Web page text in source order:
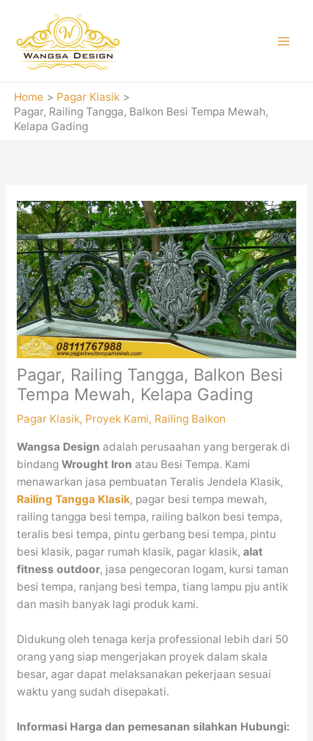
content
Home
Pagar Klasik
Pagar, Railing Tangga, Balkon Besi Tempa Mewah,
Kelapa Gading
Pagar, Railing Tangga, Balkon Besi
Tempa Mewah, Kelapa Gading
Pagar Klasik, Proyek Kami, Railing Balkon
Wangsa Design adalah perusaahan yang bergerak di
bindang Wrought Iron atau Besi Tempa. Kami
menawarkan jasa pembuatan Teralis Jendela Klasik,
Railing Tangga Klasik, pagar besi tempa mewah,
railing tangga besi tempa, railing balkon besi tempa,
teralis besi tempa, pintu gerbang besi tempa, pintu
besi klasik, pagar rumah klasik, pagar klasik, alat
fitness outdoor, jasa pengecoran logam, kursi taman
besi tempa, ranjang besi tempa, tiang lampu pju antik
dan masih banyak lagi produk kami.
Didukung oleh tenaga kerja professional lebih dari 50
orang yang siap mengerjakan proyek dalam skala
besar, agar dapat melaksanakan pekerjaan sesuai
waktu yang sudah disepakati.
Informasi Harga dan pemesanan silahkan Hubungi: